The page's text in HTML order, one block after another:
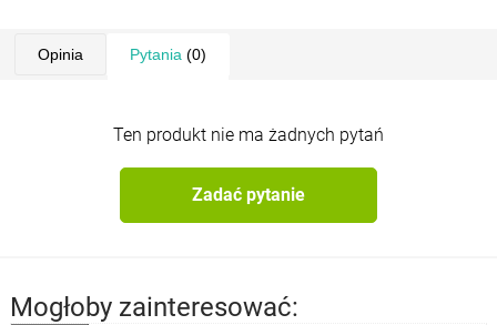
Opinia Pytania (0)
Ten produkt nie ma żadnych pytań
Zadać pytanie
Mogłoby zainteresować: